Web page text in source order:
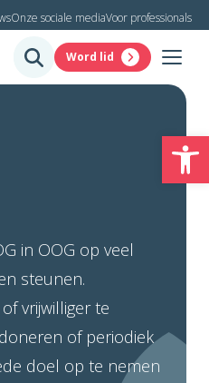
Onze sociale mediaVoor professionals
Word lid
in OOG op veel
steunen.
vrijwilliger te
of periodiek
doel op te nemen